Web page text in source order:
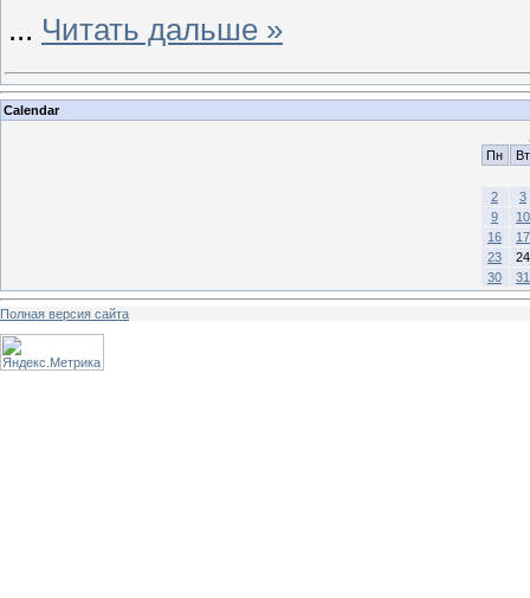
... Читать дальше »
Calendar
Пн
Вт
2
3
9
10
16
17
23
24
30
31
Полная версия сайта